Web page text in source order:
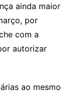
ainda maior
por
com a
autorizar
ao mesmo